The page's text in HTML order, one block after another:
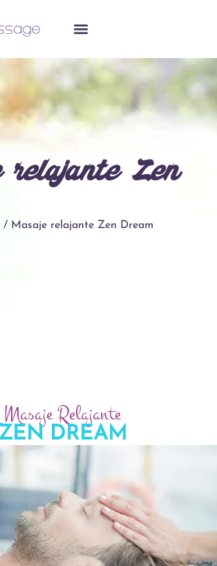
relajante Zen
/ Masaje relajante Zen Dream
Masaje Relajante
DREAM